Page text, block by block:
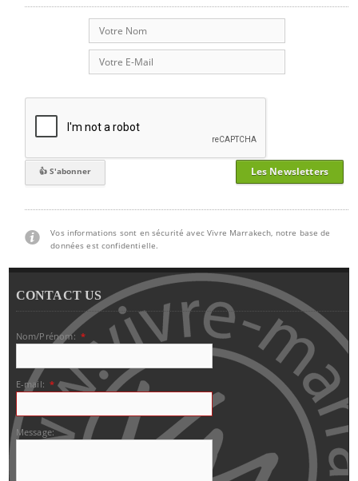
Les Newsletters
Vos informations sont en sécurité avec Vivre Marrakech, notre base de
données est confidentielle.
CONTACT US
Nom/Prénom: *
E-mail: *
Message: